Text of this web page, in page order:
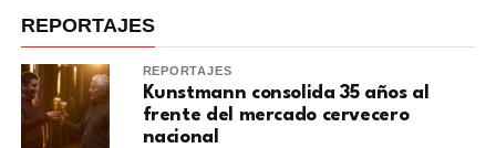
REPORTAJES
REPORTAJES
Kunstmann consolida 35 años al
frente del mercado cervecero
nacional